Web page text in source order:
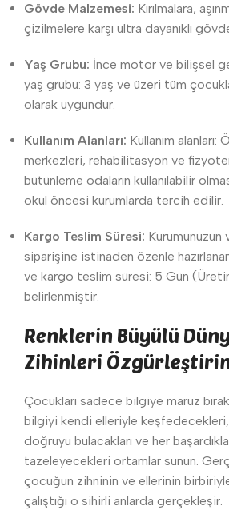
Gövde Malzemesi: Kırılmalara,
çizilmelere karşı ultra dayanıklı
Yaş Grubu: İnce motor ve bilişsel
yaş grubu: 3 yaş ve üzeri tüm
olarak uygundur.
Kullanım Alanları: Kullanım
merkezleri, rehabilitasyon ve
bütünleme odaların kullanılabilir
okul öncesi kurumlarda tercih edilir.
Kargo Teslim Süresi: Kurumunuzun
siparişine istinaden özenle
ve kargo teslim süresi: 5 Gün
belirlenmiştir.
Renklerin Büyülü
Zihinleri
Çocukları sadece bilgiye maruz
bilgiyi kendi elleriyle
doğruyu bulacakları ve her
tazeleyecekleri ortamlar sunun.
çocuğun zihninin ve ellerinin
çalıştığı o sihirli anlarda gerçekleşir.